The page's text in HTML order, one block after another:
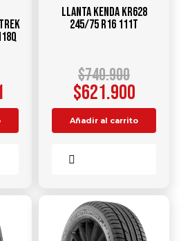
Llanta KENDA KR628
245/75 R16 111T
$740.900
$621.900
Añadir al carrito